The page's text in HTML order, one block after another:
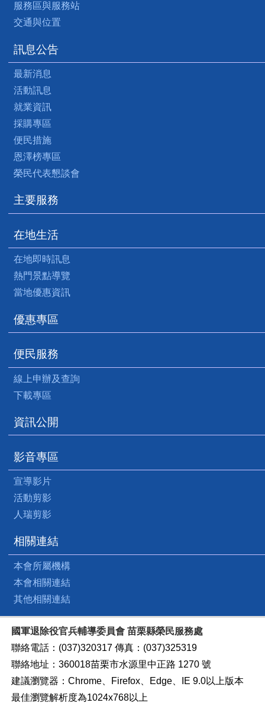
服務區與服務站
交通與位置
訊息公告
最新消息
活動訊息
就業資訊
採購專區
便民措施
恩澤榜專區
榮民代表懇談會
主要服務
在地生活
在地即時訊息
熱門景點導覽
當地優惠資訊
優惠專區
便民服務
線上申辦及查詢
下載專區
資訊公開
影音專區
宣導影片
活動剪影
人瑞剪影
相關連結
本會所屬機構
本會相關連結
其他相關連結
國軍退除役官兵輔導委員會 苗栗縣榮民服務處
聯絡電話：(037)320317 傳真：(037)325319
聯絡地址：360018苗栗市水源里中正路 1270 號
建議瀏覽器：Chrome、Firefox、Edge、IE 9.0以上版本
最佳瀏覽解析度為1024x768以上